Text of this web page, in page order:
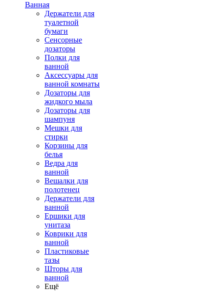
Ванная
Держатели для
туалетной
бумаги
Сенсорные
дозаторы
Полки для
ванной
Аксессуары для
ванной комнаты
Дозаторы для
жидкого мыла
Дозаторы для
шампуня
Мешки для
стирки
Корзины для
белья
Ведра для
ванной
Вешалки для
полотенец
Держатели для
ванной
Ершики для
унитаза
Коврики для
ванной
Пластиковые
тазы
Шторы для
ванной
Ещё